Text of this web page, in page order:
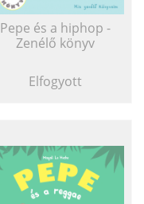
Pepe és a hiphop -
Zenélő könyv
Elfogyott